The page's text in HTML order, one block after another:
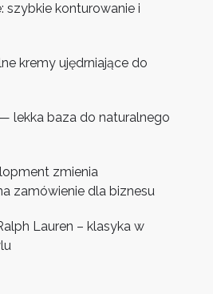
szybkie konturowanie i
kremy ujędrniające do
lekka baza do naturalnego
zmienia
zamówienie dla biznesu
Lauren – klasyka w